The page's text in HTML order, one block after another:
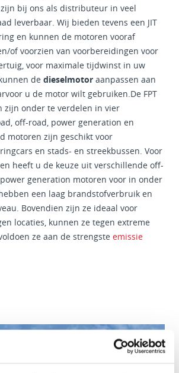
zijn bij ons als distributeur in veel
leverbaar. Wij bieden tevens een JIT
en kunnen de motoren vooraf
of voorzien van voorbereidingen voor
voor maximale tijdwinst in uw
de dieselmotor aanpassen aan
u de motor wilt gebruiken.De FPT
zijn onder te verdelen in vier
off-road, power generation en
motoren zijn geschikt voor
en stads- en streekbussen. Voor
heeft u de keuze uit verschillende off-
generation motoren voor in onder
een laag brandstofverbruik en
Bovendien zijn ze ideaal voor
locaties, kunnen ze tegen extreme
ze aan de strengste emissie